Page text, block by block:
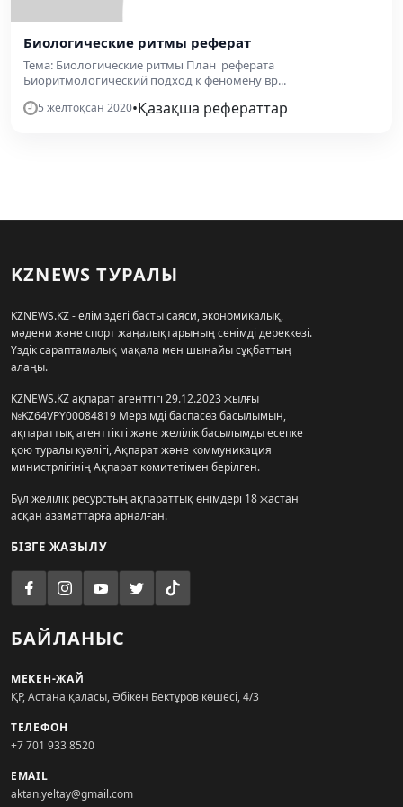
Биологические ритмы реферат
Тема: Биологические ритмы План реферата
Биоритмологический подход к феномену вр...
5 желтоқсан 2020•Қазақша рефераттар
KZNEWS ТУРАЛЫ
KZNEWS.KZ - еліміздегі басты саяси, экономикалық,
мәдени және спорт жаңалықтарының сенімді дереккөзі.
Үздік сараптамалық мақала мен шынайы сұқбаттың
алаңы.
KZNEWS.KZ ақпарат агенттігі 29.12.2023 жылғы
№KZ64VPY00084819 Мерзімді баспасөз басылымын,
ақпараттық агенттікті және желілік басылымды есепке
қою туралы куәлігі, Ақпарат және коммуникация
министрлігінің Ақпарат комитетімен берілген.
Бұл желілік ресурстың ақпараттық өнімдері 18 жастан
асқан азаматтарға арналған.
БІЗГЕ ЖАЗЫЛУ
БАЙЛАНЫС
МЕКЕН-ЖАЙ
ҚР, Астана қаласы, Әбікен Бектұров көшесі, 4/3
ТЕЛЕФОН
+7 701 933 8520
EMAIL
aktan.yeltay@gmail.com